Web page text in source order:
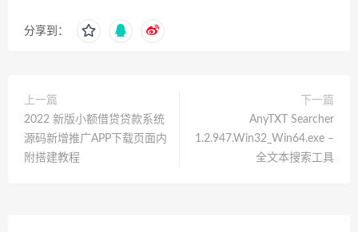
分享到：
上一篇
2022 新版小额借贷贷款系统
源码新增推广APP下载页面内
附搭建教程
下一篇
AnyTXT Searcher
1.2.947.Win32_Win64.exe –
全文本搜索工具